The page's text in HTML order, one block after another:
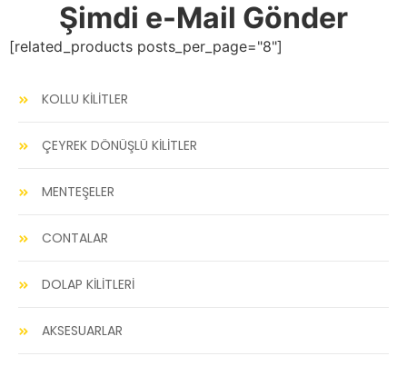
Şimdi e-Mail Gönder
[related_products posts_per_page="8"]
KOLLU KİLİTLER
ÇEYREK DÖNÜŞLÜ KİLİTLER
MENTEŞELER
CONTALAR
DOLAP KİLİTLERİ
AKSESUARLAR